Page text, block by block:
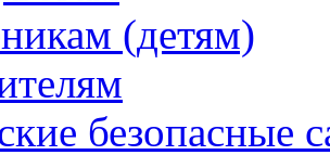
(детям)
безопасные